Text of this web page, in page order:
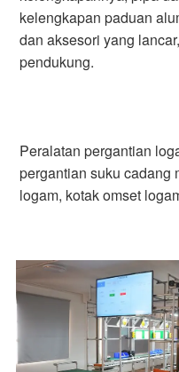
kelengkapan paduan
dan aksesori yang
pendukung.
Peralatan pergantian
pergantian suku cadang
logam, kotak omset